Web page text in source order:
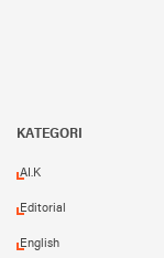
KATEGORI
AI.K
Editorial
English